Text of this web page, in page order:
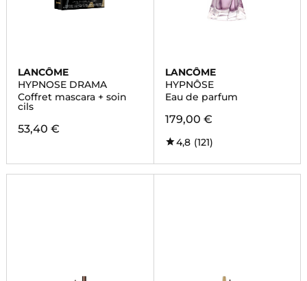
LANCÔME
HYPNOSE DRAMA
Coffret mascara + soin
cils
53,40 €
LANCÔME
HYPNÔSE
Eau de parfum
179,00 €
4,8 (121)